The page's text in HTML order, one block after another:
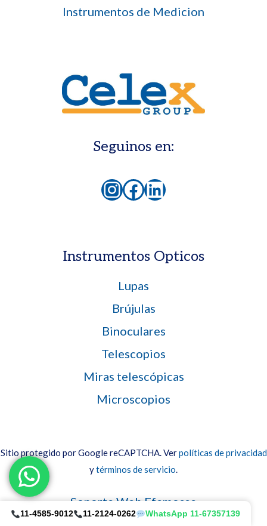
Instrumentos de Medicion
Seguinos en:
Instagram
Facebook
LinkedIn
Instrumentos Opticos
Lupas
Brújulas
Binoculares
Telescopios
Miras telescópicas
Microscopios
Item added to cart.
0 items -
Finalizar Compra
11-4585-9012 11-2124-0262 WhatsApp 11-67357139
Sitio protegido por Google reCAPTCHA. Verpolíticas de privacidad
ytérminos de servicio.
Soporte Web Efemosse